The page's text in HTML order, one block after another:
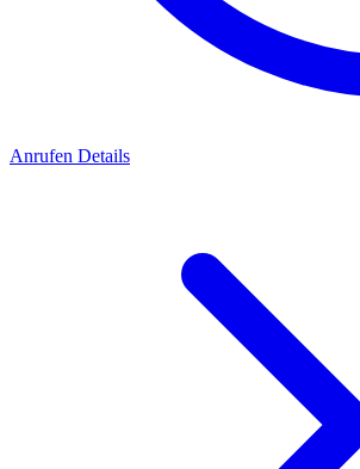
Anrufen Details